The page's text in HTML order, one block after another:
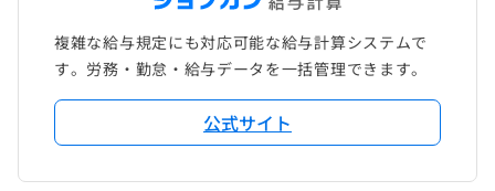
複雑な給与規定にも対応可能な給与計算システムで
す。労務・勤怠・給与データを一括管理できます。
公式サイト